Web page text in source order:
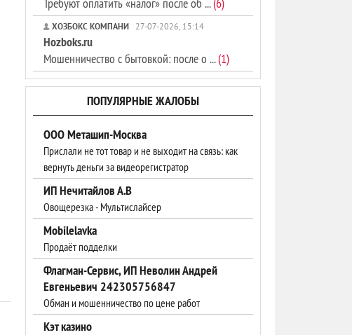
ХОЗБОКС КОМПАНИ 27-07-2026, 15:14
Hozboks.ru
Мошенничество с бытовкой: после о ...(1)
ПОПУЛЯРНЫЕ ЖАЛОБЫ
ООО Меташип-Москва
Прислали не тот товар и не выходит на связь: как
вернуть деньги за видеорегистратор
ИП Нечитайлов А.В
Овощерезка - Мультислайсер
Mobilelavka
Продаёт подделки
Флагман-Сервис, ИП Неволин Андрей
Евгеньевич 242305756847
Обман и мошенничество по цене работ
Кэт казино